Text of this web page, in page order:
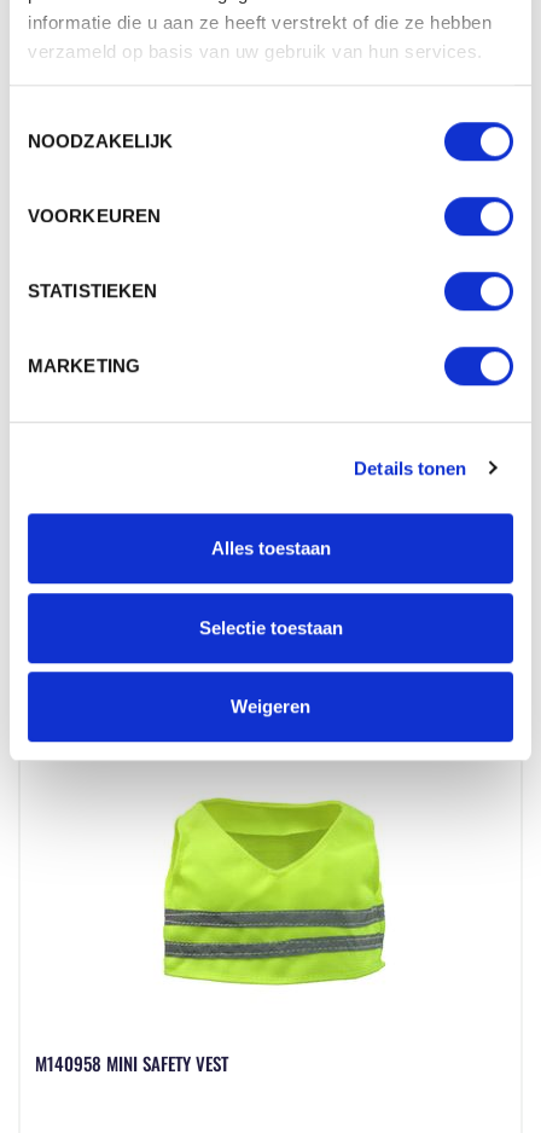
informatie die u aan ze heeft verstrekt of die ze hebben
verzameld op basis van uw gebruik van hun services.
NOODZAKELIJK
VOORKEUREN
STATISTIEKEN
MARKETING
Details tonen
Alles toestaan
Selectie toestaan
Weigeren
Merk: mbw
v.a. € 1,45
M140958 MINI SAFETY VEST